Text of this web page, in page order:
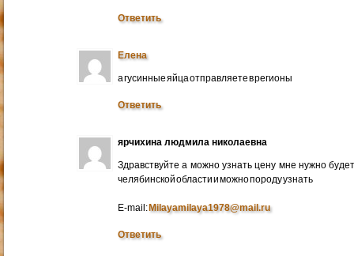
Ответить
Елена
а гусинные яйца отправляете в регионы
Ответить
ярчихина людмила николаевна
Здравствуйте а можно узнать цену мне нужно
челябинской области и можно породу узнать
E-mail:Milayamilaya1978@mail.ru
Ответить